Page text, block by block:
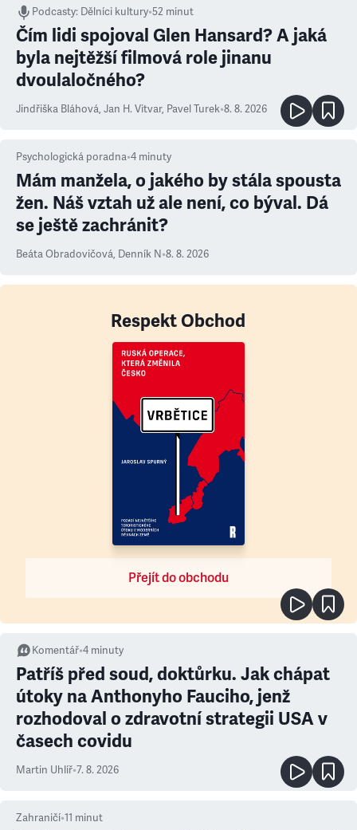
Podcasty: Dělníci kultury•52 minut
Čím lidi spojoval Glen Hansard? A jaká
byla nejtěžší filmová role jinanu
dvoulaločného?
Jindřiška Bláhová, Jan H. Vitvar, Pavel Turek•8. 8. 2026
Psychologická poradna•4 minuty
Mám manžela, o jakého by stála spousta
žen. Náš vztah už ale není, co býval. Dá
se ještě zachránit?
Beáta Obradovičová, Denník N•8. 8. 2026
Respekt Obchod
Přejít do obchodu
Komentář•4 minuty
Patříš před soud, doktůrku. Jak chápat
útoky na Anthonyho Fauciho, jenž
rozhodoval o zdravotní strategii USA v
časech covidu
Martin Uhlíř•7. 8. 2026
Zahraničí•11 minut